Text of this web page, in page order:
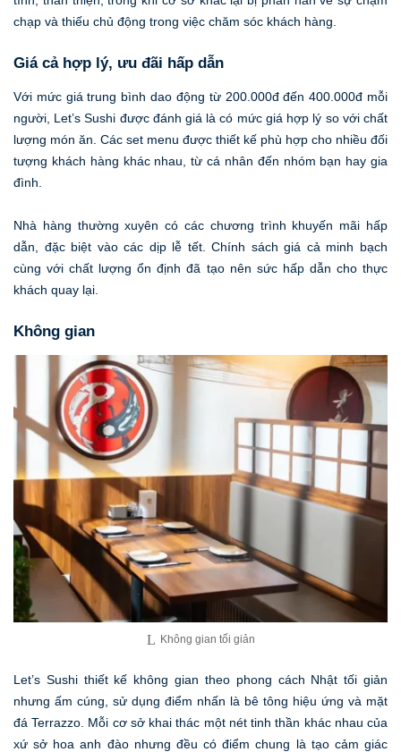
chạp và thiếu chủ động trong việc chăm sóc khách hàng.
Giá cả hợp lý, ưu đãi hấp dẫn
Với mức giá trung bình dao động từ 200.000đ đến 400.000đ mỗi
người, Let’s Sushi được đánh giá là có mức giá hợp lý so với chất
lượng món ăn. Các set menu được thiết kế phù hợp cho nhiều đối
tượng khách hàng khác nhau, từ cá nhân đến nhóm bạn hay gia
đình.
Nhà hàng thường xuyên có các chương trình khuyến mãi hấp
dẫn, đặc biệt vào các dịp lễ tết. Chính sách giá cả minh bạch
cùng với chất lượng ổn định đã tạo nên sức hấp dẫn cho thực
khách quay lại.
Không gian
Không gian tối giản
Let’s Sushi thiết kế không gian theo phong cách Nhật tối giản
nhưng ấm cúng, sử dụng điểm nhấn là bê tông hiệu ứng và mặt
đá Terrazzo. Mỗi cơ sở khai thác một nét tinh thần khác nhau của
xứ sở hoa anh đào nhưng đều có điểm chung là tạo cảm giác